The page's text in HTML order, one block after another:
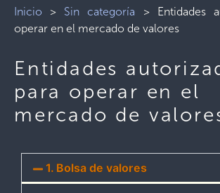
Inicio > Sin categoría > Entidades
operar en el mercado de valores
Entidades
para operar en el
mercado de
1. Bolsa de valores